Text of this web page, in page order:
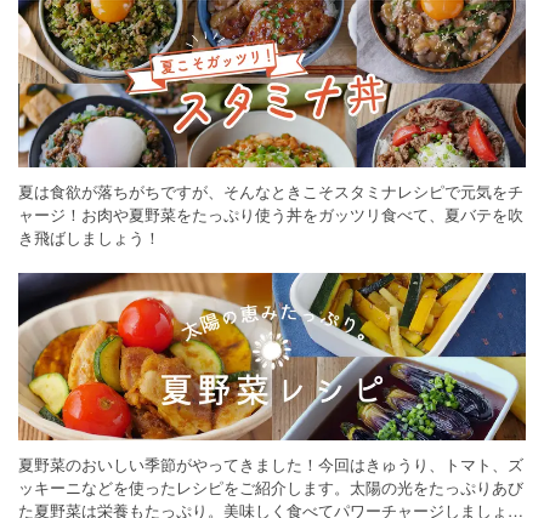
夏は食欲が落ちがちですが、そんなときこそスタミナレシピで元気をチ
ャージ！お肉や夏野菜をたっぷり使う丼をガッツリ食べて、夏バテを吹
き飛ばしましょう！
夏野菜のおいしい季節がやってきました！今回はきゅうり、トマト、ズ
ッキーニなどを使ったレシピをご紹介します。太陽の光をたっぷりあび
た夏野菜は栄養もたっぷり。美味しく食べてパワーチャージしましょう